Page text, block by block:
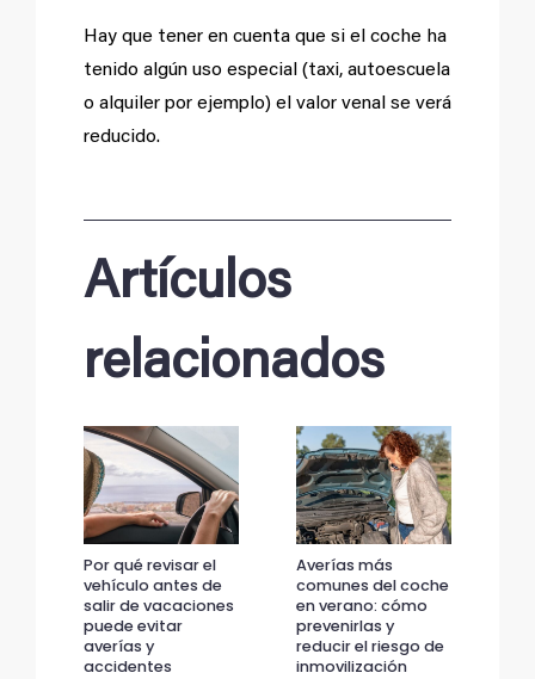
Hay que tener en cuenta que si el coche ha
tenido algún uso especial (taxi, autoescuela
o alquiler por ejemplo) el valor venal se verá
reducido.
Artículos
relacionados
Por qué revisar el
vehículo antes de
salir de vacaciones
puede evitar
averías y
accidentes
Averías más
comunes del coche
en verano: cómo
prevenirlas y
reducir el riesgo de
inmovilización